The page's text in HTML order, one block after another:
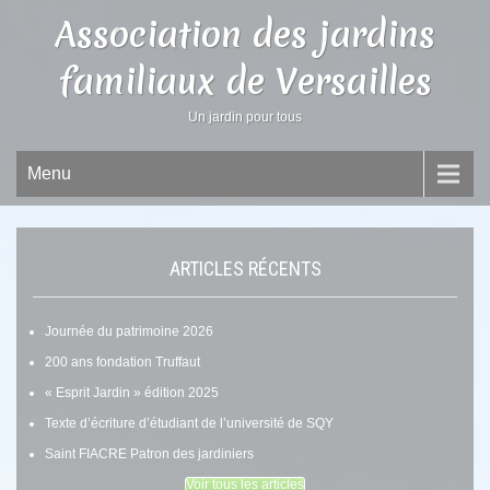
Association des jardins
familiaux de Versailles
Un jardin pour tous
Menu
ARTICLES RÉCENTS
Journée du patrimoine 2026
200 ans fondation Truffaut
« Esprit Jardin » édition 2025
Texte d’écriture d’étudiant de l’université de SQY
Saint FIACRE Patron des jardiniers
Voir tous les articles